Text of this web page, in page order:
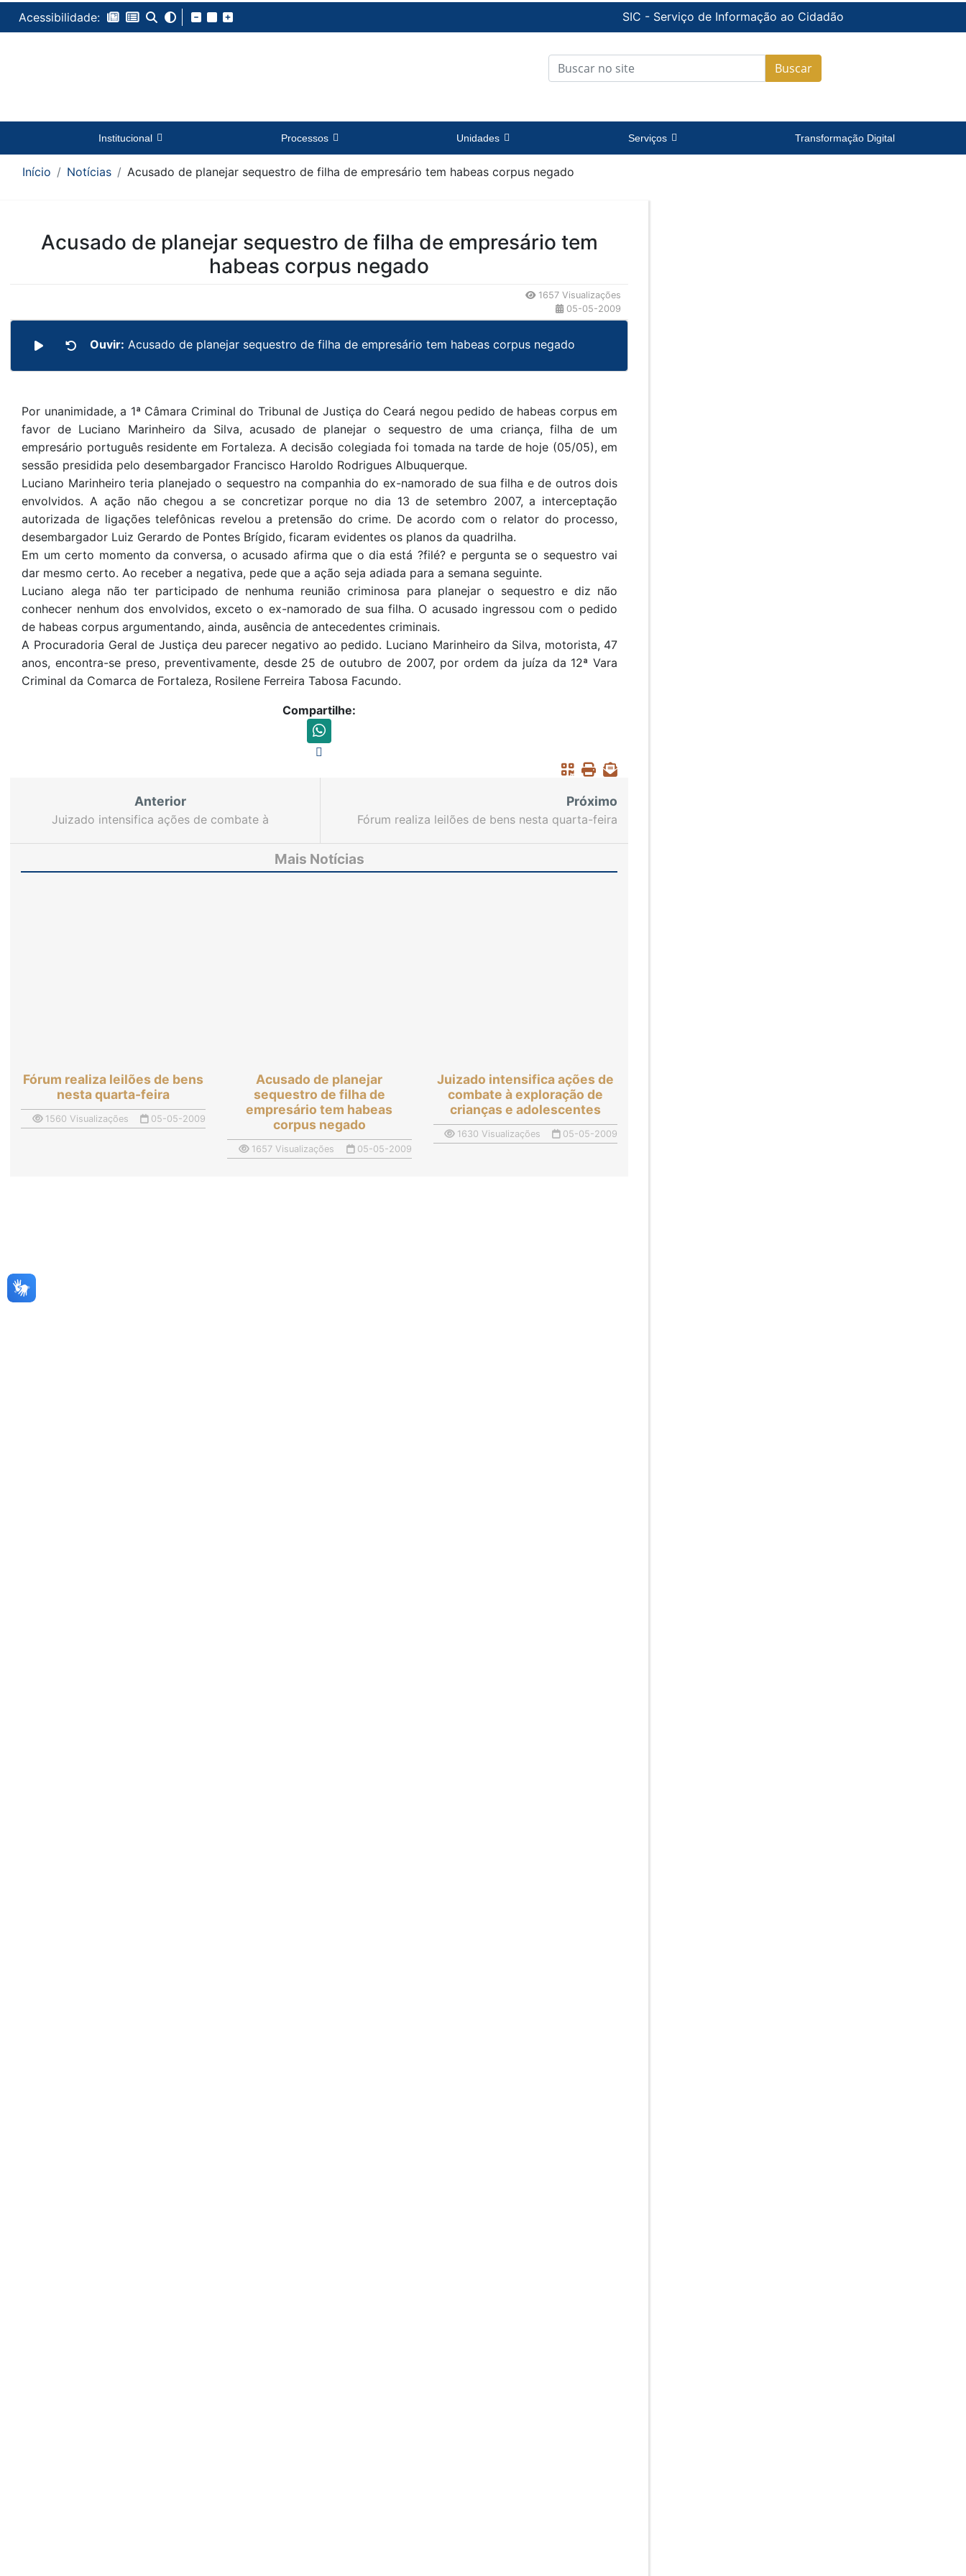
Acessibilidade: SIC - Serviço de Informação ao Cidadão
Buscar
Institucional Processos Unidades Serviços Transformação Digital
Início Notícias Acusado de planejar sequestro de filha de empresário tem habeas corpus negado
Conteúdo da Notícia
Acusado de planejar sequestro de filha de empresário tem
habeas corpus negado
1657 Visualizações
05-05-2009
Ouvir: Acusado de planejar sequestro de filha de empresário tem habeas corpus negado
Por unanimidade, a 1ª Câmara Criminal do Tribunal de Justiça do Ceará negou pedido de habeas corpus em
favor de Luciano Marinheiro da Silva, acusado de planejar o sequestro de uma criança, filha de um
empresário português residente em Fortaleza. A decisão colegiada foi tomada na tarde de hoje (05/05), em
sessão presidida pelo desembargador Francisco Haroldo Rodrigues Albuquerque.
Luciano Marinheiro teria planejado o sequestro na companhia do ex-namorado de sua filha e de outros dois
envolvidos. A ação não chegou a se concretizar porque no dia 13 de setembro 2007, a interceptação
autorizada de ligações telefônicas revelou a pretensão do crime. De acordo com o relator do processo,
desembargador Luiz Gerardo de Pontes Brígido, ficaram evidentes os planos da quadrilha.
Em um certo momento da conversa, o acusado afirma que o dia está ?filé? e pergunta se o sequestro vai
dar mesmo certo. Ao receber a negativa, pede que a ação seja adiada para a semana seguinte.
Luciano alega não ter participado de nenhuma reunião criminosa para planejar o sequestro e diz não
conhecer nenhum dos envolvidos, exceto o ex-namorado de sua filha. O acusado ingressou com o pedido
de habeas corpus argumentando, ainda, ausência de antecedentes criminais.
A Procuradoria Geral de Justiça deu parecer negativo ao pedido. Luciano Marinheiro da Silva, motorista, 47
anos, encontra-se preso, preventivamente, desde 25 de outubro de 2007, por ordem da juíza da 12ª Vara
Criminal da Comarca de Fortaleza, Rosilene Ferreira Tabosa Facundo.
Compartilhe:
Anterior
Juizado intensifica ações de combate à
Próximo
Fórum realiza leilões de bens nesta quarta-feira
Mais Notícias
Fórum realiza leilões de bens
nesta quarta-feira
1560 Visualizações 05-05-2009
Acusado de planejar
sequestro de filha de
empresário tem habeas
corpus negado
1657 Visualizações 05-05-2009
Juizado intensifica ações de
combate à exploração de
crianças e adolescentes
1630 Visualizações 05-05-2009